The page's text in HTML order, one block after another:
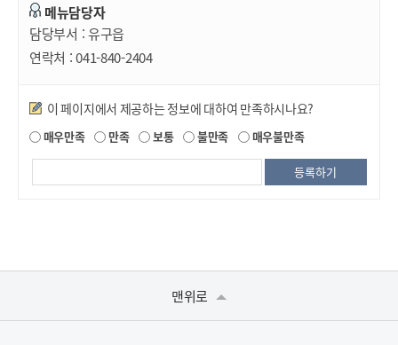
메뉴담당자
담당부서 :유구읍
연락처 :041-840-2404
만족도조사
이 페이지에서 제공하는 정보에 대하여 만족하시나요?
매우만족 만족 보통 불만족 매우불만족
맨위로